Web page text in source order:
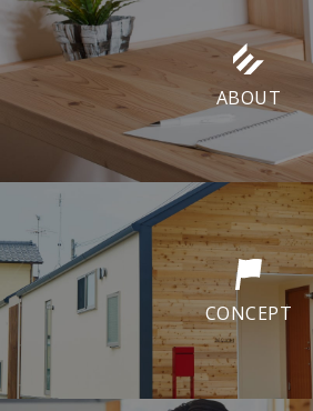
ABOUT
CONCEPT